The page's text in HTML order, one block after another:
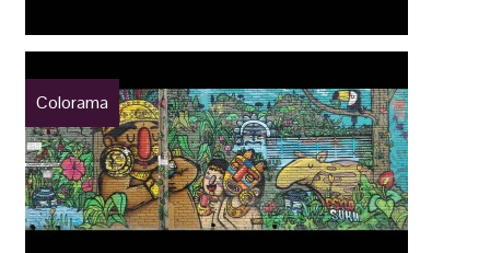
Colorama